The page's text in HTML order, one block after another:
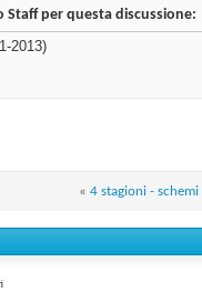
Staff per questa discussione:
2013)
« 4 stagioni - schemi